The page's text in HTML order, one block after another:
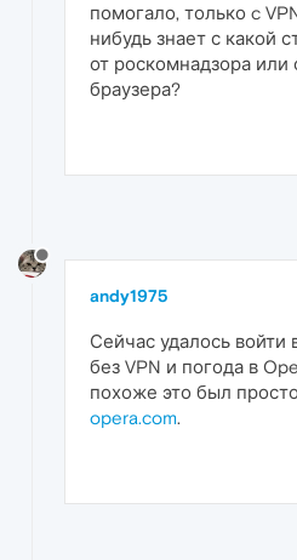
помогало, только c
нибудь знает с какой
от роскомнадзора или
браузера?
andy1975
Сейчас удалось войти
без VPN и погода в
похоже это был
opera.com.